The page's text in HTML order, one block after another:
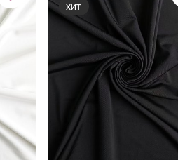
ХИТ